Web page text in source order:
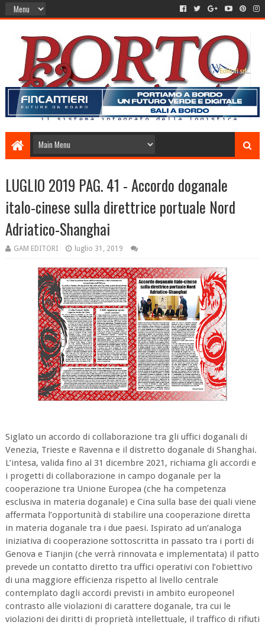
LUGLIO 2019 PAG. 41 - Accordo doganale
italo-cinese sulla direttrice portuale Nord
Adriatico-Shanghai
GAM EDITORI luglio 31, 2019
Siglato un accordo di collaborazione tra gli uffici doganali di
Venezia, Trieste e Ravenna e il distretto doganale di Shanghai.
L’intesa, valida fino al 31 dicembre 2021, richiama gli accordi e
i progetti di collaborazione in campo doganale per la
cooperazione tra Unione Europea (che ha competenza
esclusiva in materia doganale) e Cina sulla base dei quali viene
affermata l’opportunità di stabilire una cooperazione diretta
in materia doganale tra i due paesi. Ispirato ad un’analoga
iniziativa di cooperazione sottoscritta in passato tra i porti di
Genova e Tianjin (che verrà rinnovata e implementata) il patto
prevede un contatto diretto tra uffici operativi con l’obiettivo
di una maggiore efficienza rispetto al livello centrale
contemplato dagli accordi previsti in ambito europeonel
contrasto alle violazioni di carattere doganale, tra cui le
violazioni dei diritti di proprietà intellettuale, il traffico di rifiuti